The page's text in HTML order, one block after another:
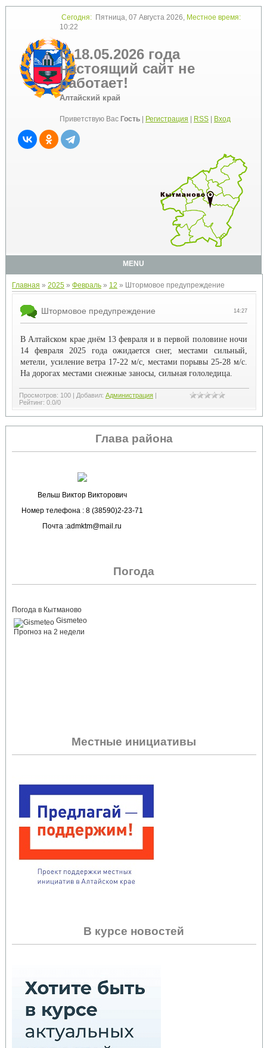
Сегодня:Пятница, 07 Августа 2026, Местное время:
10:22
С 18.05.2026 года
настоящий сайт не
работает!
Алтайский край
Приветствую Вас Гость| Регистрация RSS| Вход
MENU
Главная » 2025 » Февраль » 12 » Штормовое предупреждение
14:27
Штормовое предупреждение
В Алтайском крае днём 13 февраля и в первой половине ночи
14 февраля 2025 года ожидается снег, местами сильный,
метели, усиление ветра 17-22 м/с, местами порывы 25-28 м/с.
На дорогах местами снежные заносы, сильная гололедица.
Просмотров: 100| Добавил: Администрация |
Рейтинг: 0.0/0
Глава района
Вельш Виктор Викторович
Номер телефона : 8 (38590)2-23-71
Почта :admktm@mail.ru
Погода
Погода в Кытманово
Gismeteo
Прогноз на 2 недели
Местные инициативы
В курсе новостей